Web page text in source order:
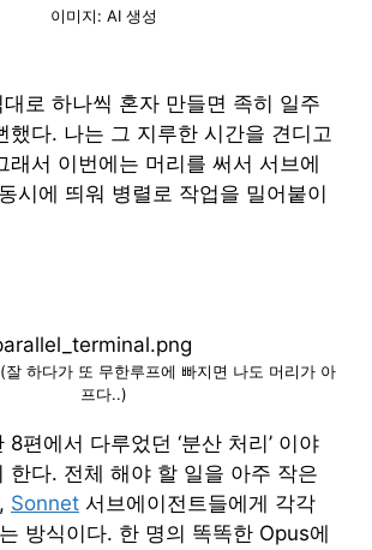
이미지: AI 생성
로 하나씩 혼자 만들면 족히 일주
했다. 나는 그 지루한 시간을 견디고
래서 이번에는 머리를 써서 서브에
시에 띄워 병렬로 작업을 밀어붙이
하다가 또 무한루프에 빠지면 나도 머리가 아
프다..)
편에서 다루었던 ‘분산 처리’ 이야
한다. 전체 해야 할 일을 아주 작은
Sonnet 서브에이전트들에게 각각
방식이다. 한 명의 똑똑한 Opus에